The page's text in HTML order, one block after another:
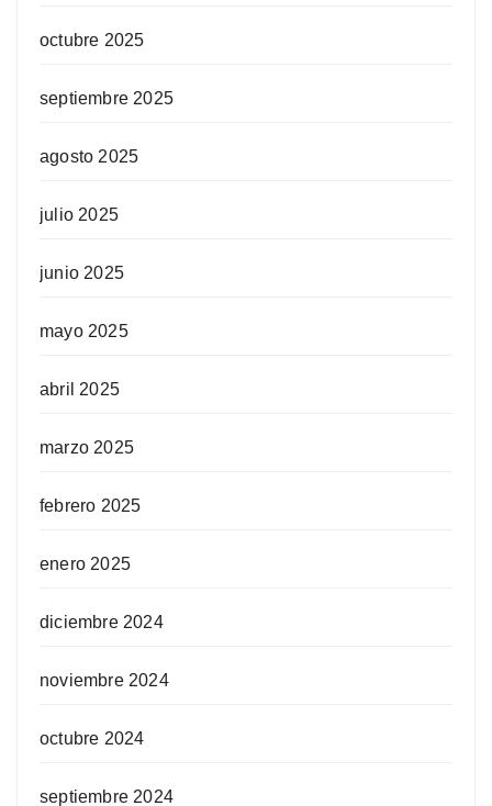
octubre 2025
septiembre 2025
agosto 2025
julio 2025
junio 2025
mayo 2025
abril 2025
marzo 2025
febrero 2025
enero 2025
diciembre 2024
noviembre 2024
octubre 2024
septiembre 2024